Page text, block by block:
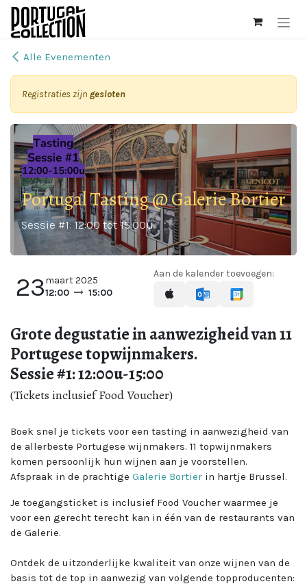
Overslaan naar inhoud
Alle Evenementen
Registraties zijn gesloten
Portugal Tasting @ Galerie Bortier
Sessie #1: 12:00 tot 15:00u
23maart 2025
12:00
15:00
Aan de kalender toevoegen:
Grote degustatie in aanwezigheid van 11
Portugese topwijnmakers.
Sessie #1: 12:00u-15:00
(Tickets inclusief Food Voucher)
Boek snel je tickets voor een tasting in aanwezigheid van
de allerbeste Portugese wijnmakers. 11 topwijnmakers
komen persoonlijk hun wijnen aan je voorstellen.
Afspraak in de prachtige Galerie Bortier in hartje Brussel.
Je toegangsticket is inclusief Food Voucher waarmee je
voor een gerecht terecht kan in één van de restaurants van
de Galerie.
Ontdek de uitzonderlijke kwaliteit van onze wijnen van de
basis tot de top in aanwezig van volgende topproducenten: